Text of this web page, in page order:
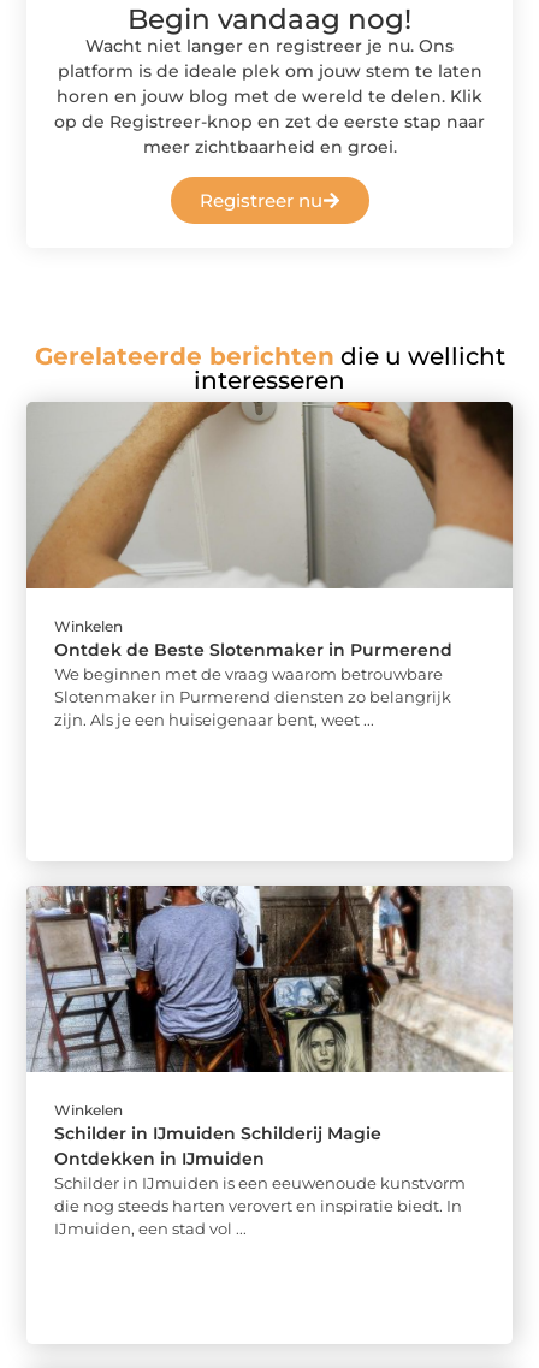
Begin vandaag nog!
Wacht niet langer en registreer je nu. Ons
platform is de ideale plek om jouw stem te laten
horen en jouw blog met de wereld te delen. Klik
op de Registreer-knop en zet de eerste stap naar
meer zichtbaarheid en groei.
Registreer nu
Gerelateerde berichten die u wellicht
interesseren
Winkelen
Ontdek de Beste Slotenmaker in Purmerend
We beginnen met de vraag waarom betrouwbare
Slotenmaker in Purmerend diensten zo belangrijk
zijn. Als je een huiseigenaar bent, weet ...
Winkelen
Schilder in IJmuiden Schilderij Magie
Ontdekken in IJmuiden
Schilder in IJmuiden is een eeuwenoude kunstvorm
die nog steeds harten verovert en inspiratie biedt. In
IJmuiden, een stad vol ...